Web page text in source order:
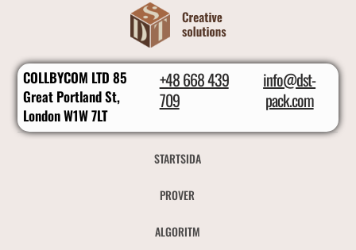
COLLBYCOM LTD 85
Great Portland St,
London W1W 7LT
+48 668 439
709
info@dst-
pack.com
STARTSIDA
PROVER
ALGORITM